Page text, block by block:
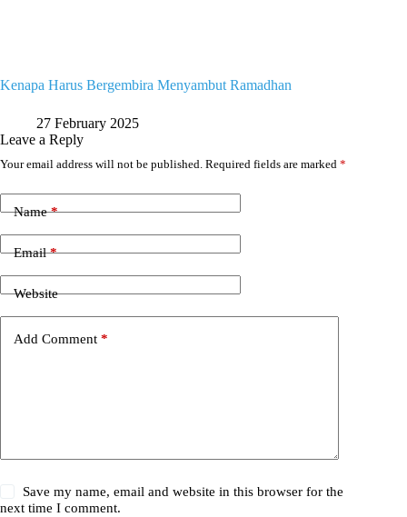
Kenapa Harus Bergembira Menyambut Ramadhan
27 February 2025
Leave a Reply
Your email address will not be published. Required fields are marked *
Name*
Email*
Website
Add Comment *
Save my name, email and website in this browser for the
next time I comment.